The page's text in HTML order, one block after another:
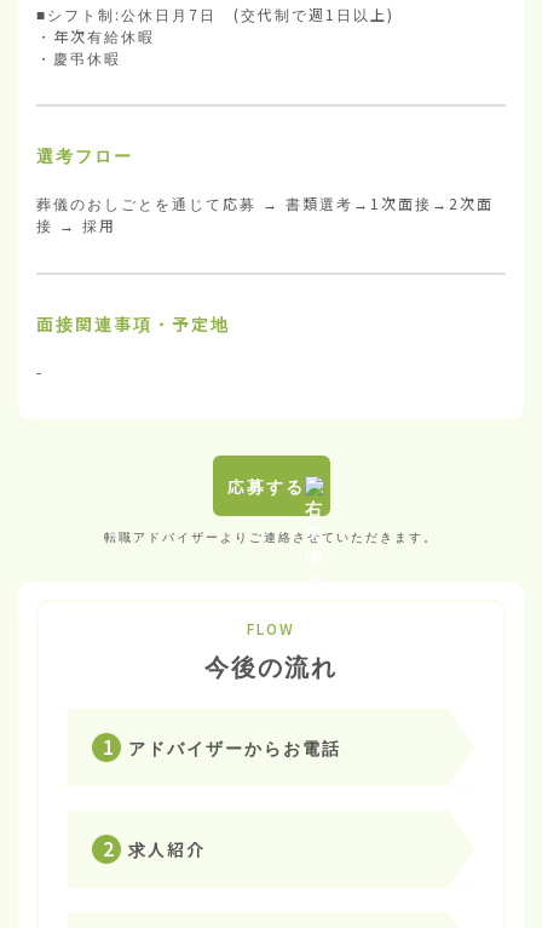
■シフト制:公休日月7日　(交代制で週1日以上)
・年次有給休暇
・慶弔休暇
選考フロー
葬儀のおしごとを通じて応募 → 書類選考→1次面接→2次面
接 → 採用
面接関連事項・予定地
-
応募する
転職アドバイザーよりご連絡させていただきます。
FLOW
今後の流れ
1 アドバイザーからお電話
2 求人紹介